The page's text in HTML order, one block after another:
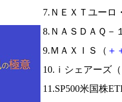
7.ＮＥＸＴユーロ
8.ＮＡＳＤＡＱ－
9.ＭＡＸＩＳ（ ＋
10.ｉシェアーズ（
11.SP500米国株